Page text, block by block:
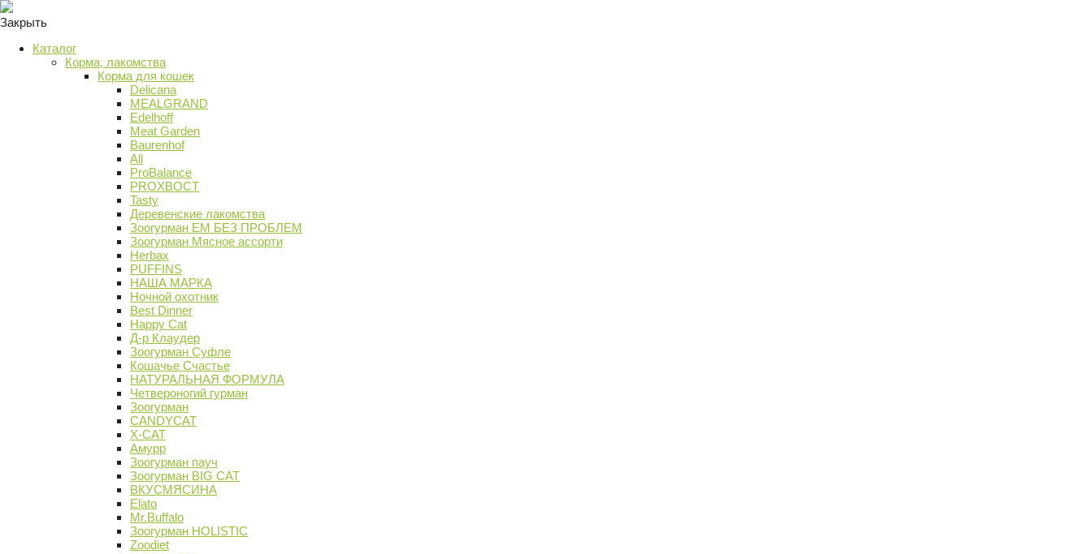
Закрыть
Каталог
Корма, лакомства
Корма для кошек
Delicana
MEALGRAND
Edelhoff
Meat Garden
Baurenhof
All
ProBalance
PROХВОСТ
Tasty
Деревенские лакомства
Зоогурман ЕМ БЕЗ ПРОБЛЕМ
Зоогурман Мясное ассорти
Herbax
PUFFINS
НАША МАРКА
Ночной охотник
Best Dinner
Happy Cat
Д-р Клаудер
Зоогурман Суфле
Кошачье Счастье
НАТУРАЛЬНАЯ ФОРМУЛА
Четвероногий гурман
Зоогурман
CANDYCAT
X-CAT
Амурр
Зоогурман пауч
Зоогурман BIG CAT
ВКУСМЯСИНА
Elato
Mr.Buffalo
Зоогурман HOLISTIC
Zoodiet